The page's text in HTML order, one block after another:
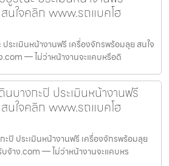
นใจคลิก www.รถแบคโฮ
ระเมินหน้างานฟรี เครื่องจักรพร้อมลุย สนใจ
— ไม่ว่าหน้างานจะแคบหรือดิ
บางกะปิ ประเมินหน้างานฟรี
นใจคลิก www.รถแบคโฮ
ปิ ประเมินหน้างานฟรี เครื่องจักรพร้อมลุย
จ้าง.com — ไม่ว่าหน้างานจะแคบหร